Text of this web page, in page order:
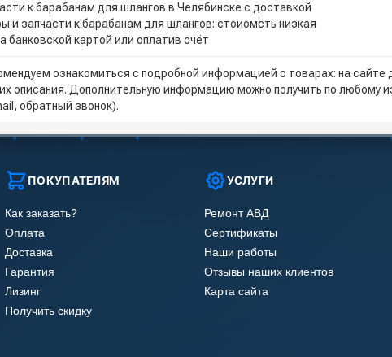
к барабанам для шлангов в Челябинске с доставкой
и запчасти к барабанам для шлангов: стоиомсть низкая
банковской картой или оплатив счёт
ознакомиться с подробной информацией о товарах: на сайте
описания. Дополнительную информацию можно получить по любому
обратный звонок).
ПОКУПАТЕЛЯМ
Как заказать?
Оплата
Доставка
Гарантия
Лизинг
Получить скидку
УСЛУГИ
Ремонт АВД
Сертификаты
Наши работы
Отзывы наших клиентов
Карта сайта